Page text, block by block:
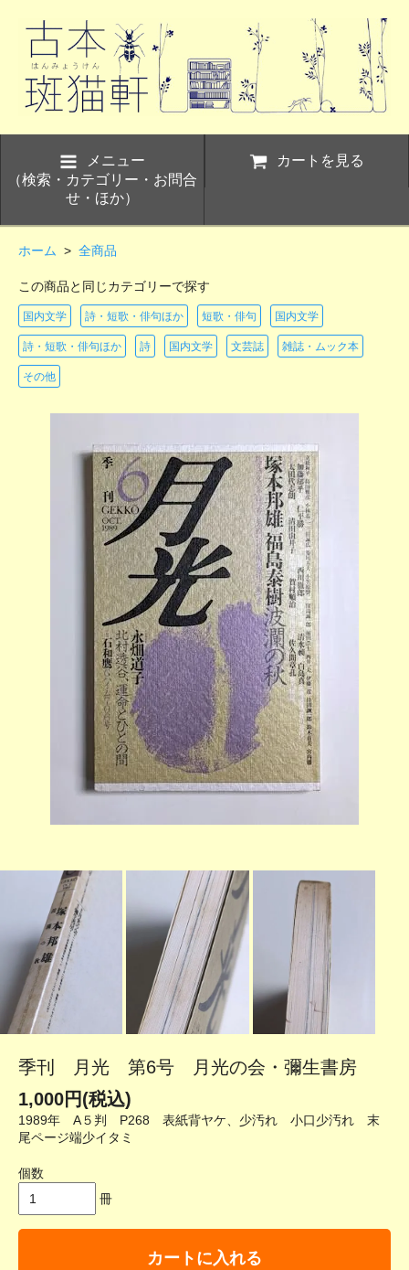
メニュー
（検索・カテゴリー・お問合
せ・ほか）
カートを見る
ホーム > 全商品
この商品と同じカテゴリーで探す
国内文学 詩・短歌・俳句ほか 短歌・俳句 国内文学
詩・短歌・俳句ほか 詩 国内文学 文芸誌 雑誌・ムック本
その他
季刊 月光 第6号 月光の会・彌生書房
1,000円(税込)
1989年 A５判 P268 表紙背ヤケ、少汚れ 小口少汚れ 末
尾ページ端少イタミ
個数
冊
カートに入れる